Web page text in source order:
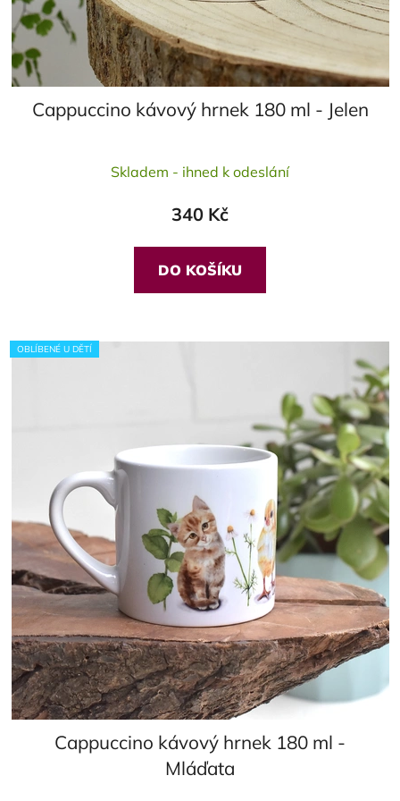
Cappuccino kávový hrnek 180 ml - Jelen
hodnocení
je
5,0
z
5
Skladem - ihned k odeslání
340 Kč
DO KOŠÍKU
OBLÍBENÉ U DĚTÍ
Cappuccino kávový hrnek 180 ml -
Mláďata